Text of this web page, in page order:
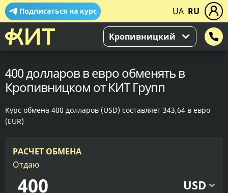
Подписаться на курс UA RU
Кропивницкий
400 долларов в евро обменять в
Кропивницком от КИТ Групп
Курс обмена 400 долларов (USD) составляет 343,64 в евро
(EUR)
РАСЧЕТ ОБМЕНА
Отдаю
USD